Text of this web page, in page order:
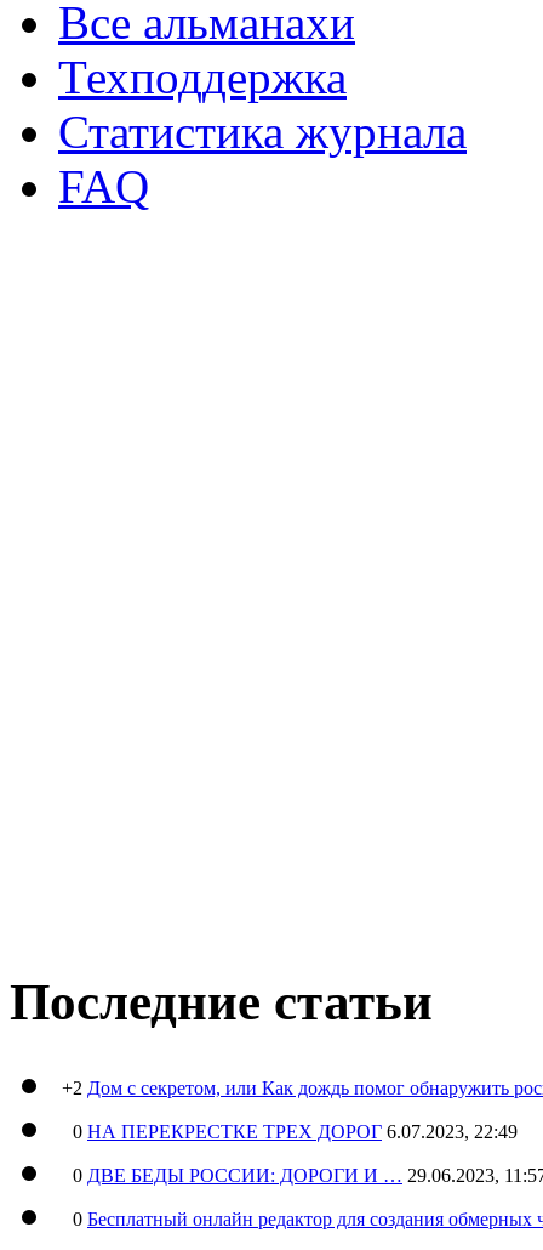
Все альманахи
Техподдержка
Статистика журнала
FAQ
Последние статьи
+2 Дом с секретом, или Как дождь помог обнаружить
0 НА ПЕРЕКРЕСТКЕ ТРЕХ ДОРОГ 6.07.2023, 22:49
0 ДВЕ БЕДЫ РОССИИ: ДОРОГИ И … 29.06.2023,
0 Бесплатный онлайн редактор для создания обмерных